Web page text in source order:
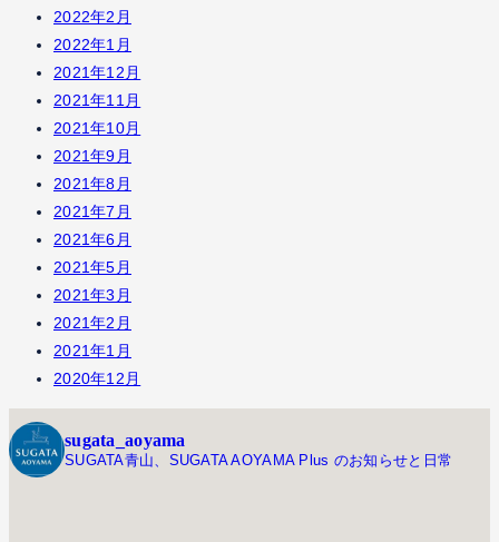
2022年2月
2022年1月
2021年12月
2021年11月
2021年10月
2021年9月
2021年8月
2021年7月
2021年6月
2021年5月
2021年3月
2021年2月
2021年1月
2020年12月
sugata_aoyama
SUGATA青山、SUGATA AOYAMA Plus のお知らせと日常